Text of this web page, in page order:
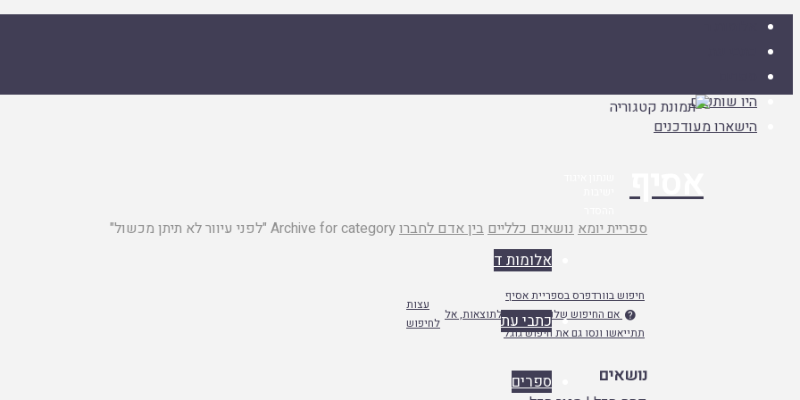
היו שותפים
הישארו מעודכנים
אסיף
אלומות ד
כתבי עת
ספרים
עמוד
ספריית יומאנושאים כללייםבין אדם לחברוArchive for category "לפני עיוור לא תיתן מכשול"
חיפוש בוורדפרס בספריית אסיף
 אם החיפוש שלנו לא מפנה לתוצאות, אל
תתייאשו ונסו גם את חיפוש גוגל
עצות
לחיפוש
נושאים